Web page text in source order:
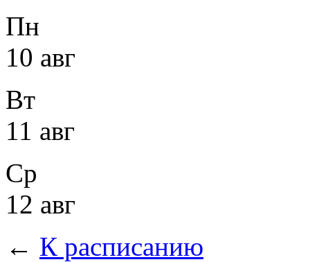
Пн
10 авг
Вт
11 авг
Ср
12 авг
← К расписанию